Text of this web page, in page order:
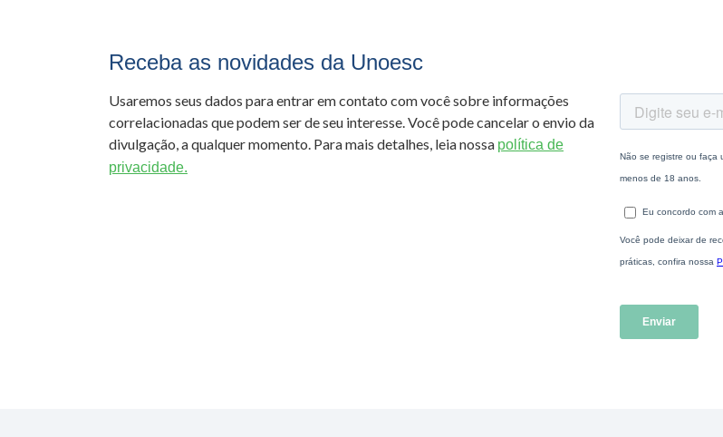
Receba as novidades da Unoesc
Usaremos seus dados para entrar em contato com você sobre informações
correlacionadas que podem ser de seu interesse. Você pode cancelar o envio da
divulgação, a qualquer momento. Para mais detalhes, leia nossa política de
privacidade.